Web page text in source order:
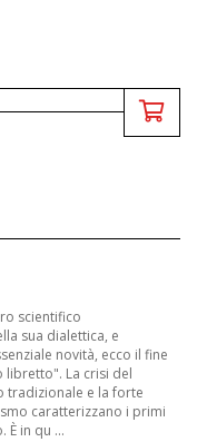
scientifico
sua dialettica, e
novità, ecco il fine
La crisi del
tradizionale e la forte
caratterizzano i primi
È in qu ...